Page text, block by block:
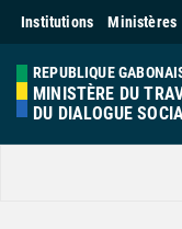
Institutions Ministères
REPUBLIQUE
MINISTÈRE DU
DU DIALOGUE